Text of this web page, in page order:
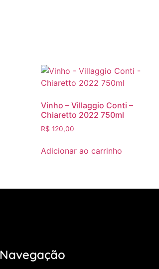
Vinho – Villaggio Conti –
Chiaretto 2022 750ml
R$ 120,00
Adicionar ao carrinho
Navegação